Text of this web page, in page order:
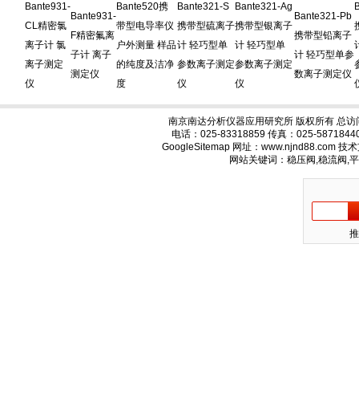
Bante931-
CL精密氯
离子计 氯
离子测定
仪
Bante931-
F精密氟离
子计 离子
测定仪
Bante520携
带型电导率仪
户外测量 样品
的纯度及洁净
度
Bante321-S
携带型硫离子
计 轻巧型单
参数离子测定
仪
Bante321-Ag
携带型银离子
计 轻巧型单
参数离子测定
仪
Bante321-Pb
携带型铅离子
计 轻巧型单参
数离子测定仪
南京南达分析仪器应用研究所 版权所有 总访
电话：025-83318859 传真：025-
GoogleSitemap 网址：www.njnd88.com 技
网站关键词：稳压阀,稳流阀,